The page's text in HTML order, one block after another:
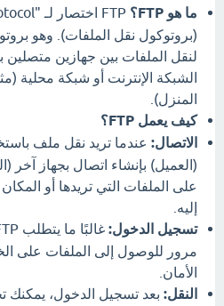
ما هو FTP؟
(بروتوكول نقل الملفات). وهو
لنقل الملفات بين جهازين
الشبكة الإنترنت أو شبكة محلية
المنزل).
كيف يعمل FTP؟
الاتصال:
(العميل) بإنشاء اتصال بجهاز آخر
على الملفات التي تريدها أو
إليه.
تسجيل الدخول:
مرور للوصول إلى الملفات على
الأمان.
النقل: بعد تسجيل الدخول، يمكنك